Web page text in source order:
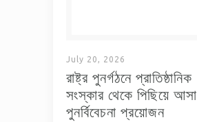
July 20, 2026
রাষ্ট্র পুনর্গঠনে প্রাতিষ্ঠানিক
সংস্কার থেকে পিছিয়ে আসা
পুনর্বিবেচনা প্রয়োজন